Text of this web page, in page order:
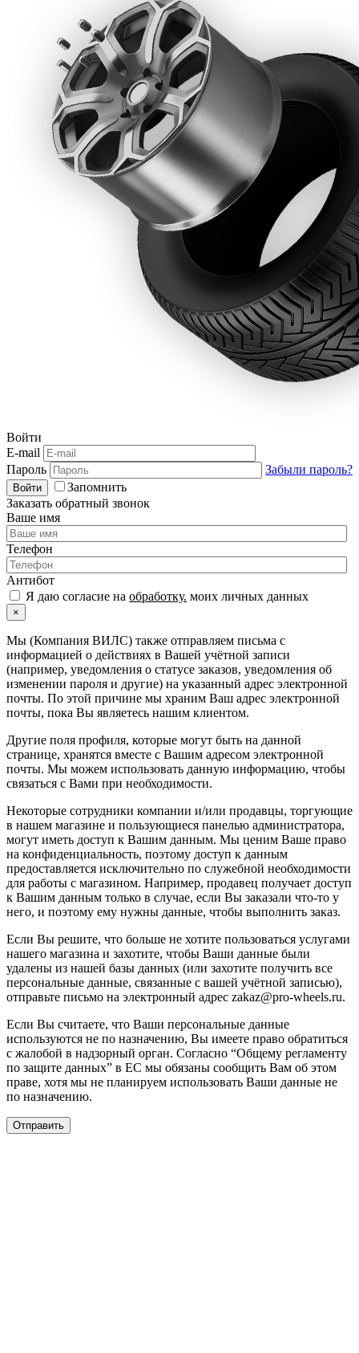
Войти
E-mail
Пароль
Забыли пароль?
Войти
Запомнить
Заказать обратный звонок
Ваше имя
Телефон
Антибот
Я даю согласие на обработку. моих личных данных
×
Мы (Компания ВИЛС) также отправляем письма с
информацией о действиях в Вашей учётной записи
(например, уведомления о статусе заказов, уведомления об
изменении пароля и другие) на указанный адрес электронной
почты. По этой причине мы храним Ваш адрес электронной
почты, пока Вы являетесь нашим клиентом.
Другие поля профиля, которые могут быть на данной
странице, хранятся вместе с Вашим адресом электронной
почты. Мы можем использовать данную информацию, чтобы
связаться с Вами при необходимости.
Некоторые сотрудники компании и/или продавцы, торгующие
в нашем магазине и пользующиеся панелью администратора,
могут иметь доступ к Вашим данным. Мы ценим Ваше право
на конфиденциальность, поэтому доступ к данным
предоставляется исключительно по служебной необходимости
для работы с магазином. Например, продавец получает доступ
к Вашим данным только в случае, если Вы заказали что-то у
него, и поэтому ему нужны данные, чтобы выполнить заказ.
Если Вы решите, что больше не хотите пользоваться услугами
нашего магазина и захотите, чтобы Ваши данные были
удалены из нашей базы данных (или захотите получить все
персональные данные, связанные с вашей учётной записью),
отправьте письмо на электронный адрес zakaz@pro-wheels.ru.
Если Вы считаете, что Ваши персональные данные
используются не по назначению, Вы имеете право обратиться
с жалобой в надзорный орган. Согласно “Общему регламенту
по защите данных” в ЕС мы обязаны сообщить Вам об этом
праве, хотя мы не планируем использовать Ваши данные не
по назначению.
Отправить